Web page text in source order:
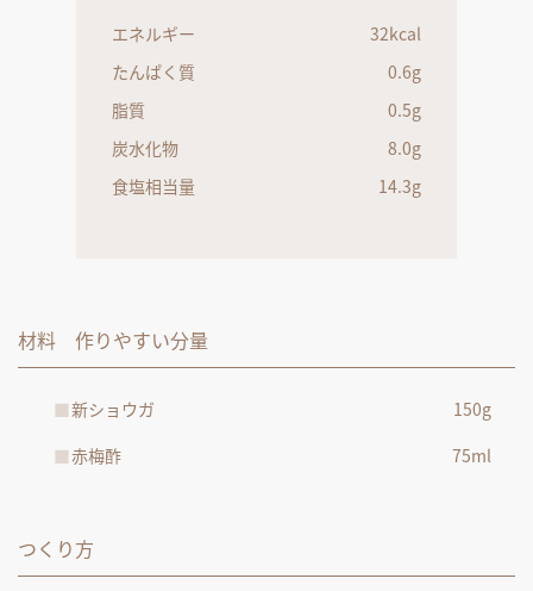
エネルギー
32kcal
たんぱく質
0.6g
脂質
0.5g
炭水化物
8.0g
食塩相当量
14.3g
材料 作りやすい分量
新ショウガ
150g
赤梅酢
75ml
つくり方